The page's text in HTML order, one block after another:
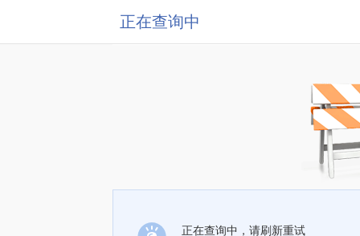
正在查询中
正在查询中，请刷新重试